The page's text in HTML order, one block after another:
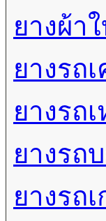
ยางผ้า
ยางรถ
ยางรถ
ยางรถ
ยางรถ